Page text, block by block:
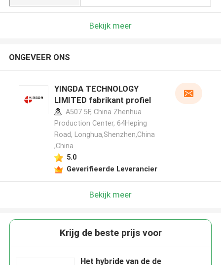
Bekijk meer
ONGEVEER ONS
YINGDA TECHNOLOGY
LIMITED fabrikant profiel
A507 5F, China Zhenhua
Production Center, 64Heping
Road, Longhua,Shenzhen,China
,China
5.0
Geverifieerde Leverancier
Bekijk meer
Krijg de beste prijs voor
Het hybride van de de